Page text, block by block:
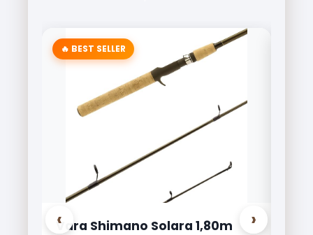
‹
🔥 BEST SELLER
Vara Shimano Solara 1,80m
›